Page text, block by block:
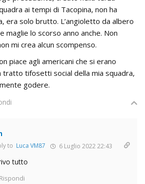
ai tempi di Tacopina, non ha
era solo brutto. L’angioletto da albero
maglie lo scorso anno anche. Non
mi crea alcun scompenso.
piace agli americani che si erano
tifosetti social della mia squadra,
godere.
to Luca VM87 6 Luglio 2022 22:43
tutto
Rispondi